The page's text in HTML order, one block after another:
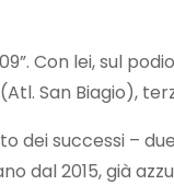
Con lei, sul
San Biagio),
dei successi –
dal 2015, già